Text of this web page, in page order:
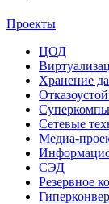
Проекты
ЦОД
Хранение
Сетевые
Медиа-
СЭД
Резервное